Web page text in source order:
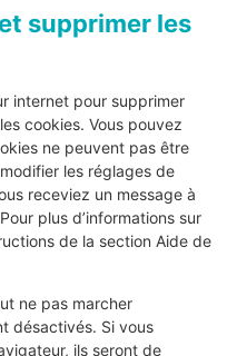
supprimer les
internet pour supprimer
cookies. Vous pouvez
ne peuvent pas être
les réglages de
receviez un message à
plus d’informations sur
de la section Aide de
ne pas marcher
désactivés. Si vous
ils seront de